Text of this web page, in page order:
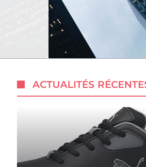
ACTUALITÉS